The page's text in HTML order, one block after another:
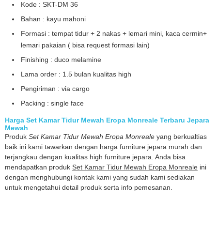
Kode : SKT-DM 36
Bahan : kayu mahoni
Formasi : tempat tidur + 2 nakas + lemari mini, kaca cermin+
lemari pakaian ( bisa request formasi lain)
Finishing : duco melamine
Lama order : 1.5 bulan kualitas high
Pengiriman : via cargo
Packing : single face
Harga Set Kamar Tidur Mewah Eropa Monreale Terbaru Jepara
Mewah
Produk Set Kamar Tidur Mewah Eropa Monreale yang berkualtias
baik ini kami tawarkan dengan harga furniture jepara murah dan
terjangkau dengan kualitas high furniture jepara. Anda bisa
mendapatkan produk Set Kamar Tidur Mewah Eropa Monreale ini
dengan menghubungi kontak kami yang sudah kami sediakan
untuk mengetahui detail produk serta info pemesanan.